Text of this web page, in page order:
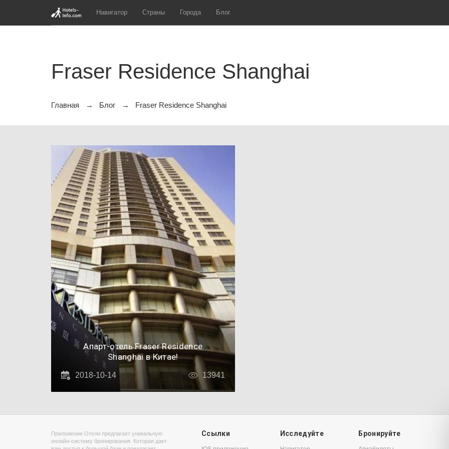
Навигатор Страны Города Блог
Fraser Residence Shanghai
Главная Блог Fraser Residence Shanghai
Апарт-отель Fraser Residence
Shanghai в Китае!
2018-10-14 13941
Приложение Отели предлагает уникальную
онлайн-систему бронирования. Которая дает
Ссылки Исследуйте Бронируйте